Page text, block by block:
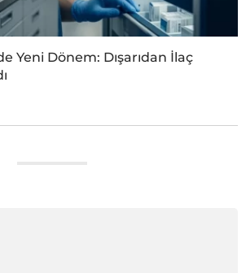
Yeni Dönem: Dışarıdan İlaç